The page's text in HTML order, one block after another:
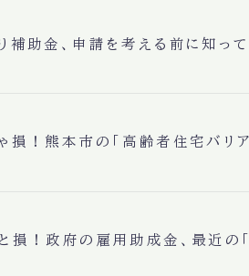
補助金、申請を考える前に知っ
損！熊本市の「高齢者住宅バリ
損！政府の雇用助成金、最近の